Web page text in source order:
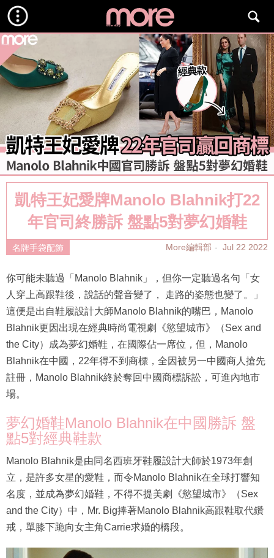
凱特王妃愛牌Manolo Blahnik打22
年官司終勝訴 盤點5對夢幻婚鞋
名牌手袋配飾 More編輯部 Jul 22 2022
你可能未聽過「Manolo Blahnik」，但你一定聽過名句「女
人穿上高跟鞋後，說話的聲音變了， 走路的姿態也變了。」
這便是出自鞋履設計大師Manolo Blahnik的嘴巴，Manolo
Blahnik更因出現在經典時尚電視劇《慾望城市》（Sex and
the City）成為夢幻婚鞋，在國際佔一席位，但，Manolo
Blahnik在中國，22年得不到商標，全因被另一中國商人搶先
註冊，Manolo Blahnik終於奪回中國商標訴訟，可進內地市
場。
夢幻婚鞋Manolo Blahnik在中國勝訴 盤
點5對經典鞋款
Manolo Blahnik是由同名西班牙鞋履設計大師於1973年創
立，是許多女星的愛鞋，而令Manolo Blahnik在全球打響知
名度，並成為夢幻婚鞋，不得不提美劇《慾望城市》（Sex
and the City）中，Mr. Big捧著Manolo Blahnik高跟鞋取代鑽
戒，單膝下跪向女主角Carrie求婚的橋段。